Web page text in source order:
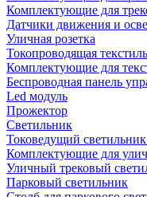
Комплектующие для
Датчики движения и
Уличная розетка
Токопроводящая
Комплектующие для
Беспроводная панель
Led модуль
Прожектор
Светильник
Токоведущий
Комплектующие для
Уличный трековый
Парковый светильник